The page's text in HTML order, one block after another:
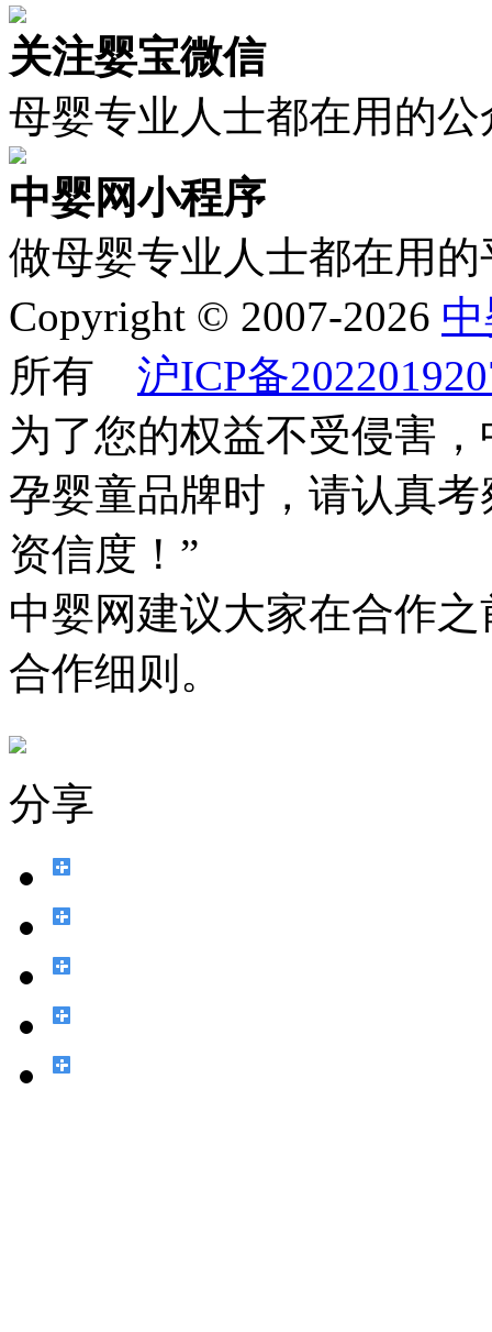
关注婴宝微信
母婴专业人士都在用的公
中婴网小程序
做母婴专业人士都在用的
Copyright © 2007-2026
所有 沪ICP备
为了您的权益不受侵害
孕婴童品牌时，请认真
资信度！”
中婴网建议大家在合作
合作细则。
分享